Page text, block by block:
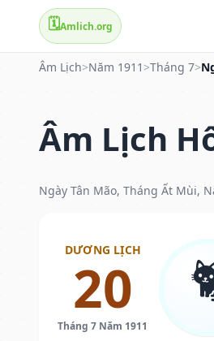
🗓️Amlich.org
Âm Lịch>Năm 1911 >Tháng 7>
Âm Lịch
Ngày Tân Mão, Tháng Ất Mùi,
DƯƠNG LỊCH
20
Tháng 7 Năm 1911